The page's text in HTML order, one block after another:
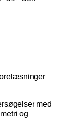
med
og